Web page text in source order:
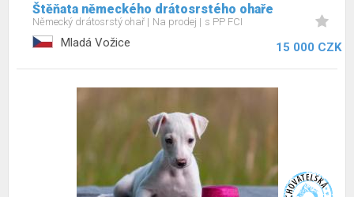
Štěňata německého drátosrstého ohaře
Německý drátosrstý ohař Na prodej s PP FCI
Mladá Vožice 15 000 CZK